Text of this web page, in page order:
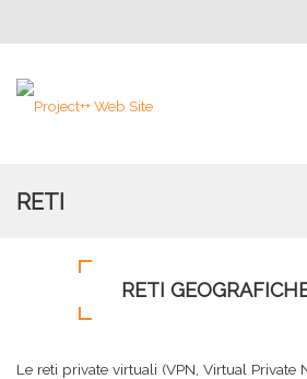
RETI
RETI
Le reti private virtuali (VPN, Virtual Private